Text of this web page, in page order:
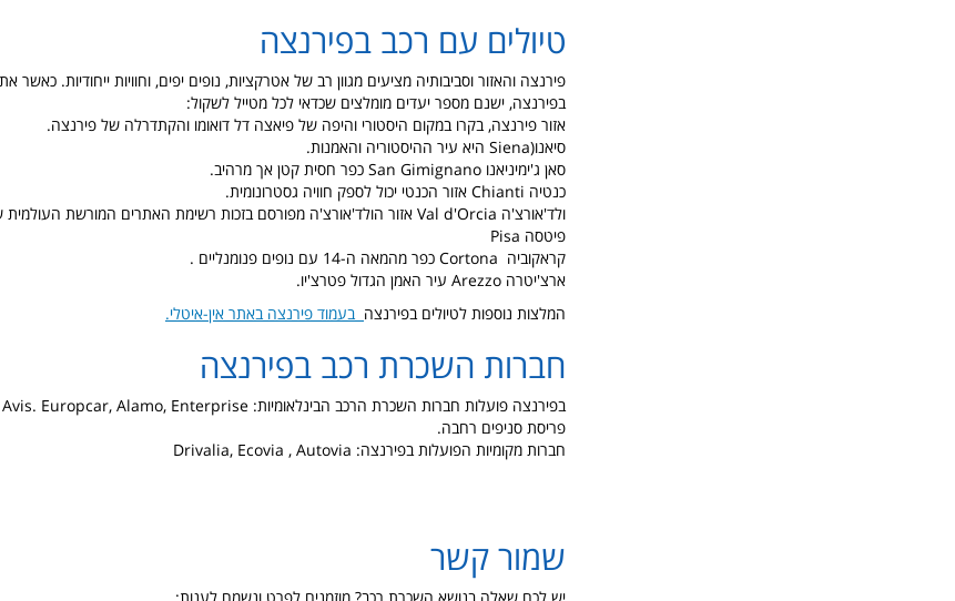
טיולים עם רכב בפירנצה
פירנצה והאזור וסביבותיה מציעים מגוון רב של אטרקציות, נופים יפים, וחוויות ייחודיות. כאשר
בפירנצה, ישנם מספר יעדים מומלצים שכדאי לכל מטייל לשקול:
אזור פירנצה, בקרו במקום היסטורי והיפה של פיאצה דל דואומו והקתדרלה של פירנצה.
סיאנו(Siena היא עיר ההיסטוריה והאמנות.
סאן ג'ימיניאנו San Gimignano כפר חסית קטן אך מרהיב.
כנטיה Chianti אזור הכנטי יכול לספק חוויה גסטרונומית.
ולד'אורצ'ה Val d'Orcia אזור הולד'אורצ'ה מפורסם בזכות רשימת האתרים המורשת העולמית של אונסק"ו.
פיטסה Pisa
קראקוביה Cortona כפר מהמאה ה-14 עם נופים פנומנליים .
ארצ'יטרה Arezzo עיר האמן הגדול פטרצ'יו.
המלצות נוספות לטיולים בפירנצה בעמוד פירנצה באתר אין-איטלי.
חברות השכרת רכב בפירנצה
פריסת סניפים רחבה.
חברות מקומיות הפועלות בפירנצה: Drivalia, Ecovia , Autovia
שמור קשר